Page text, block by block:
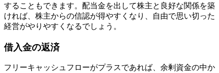
することもできます。配当金を出して株主と良好な関係を築
ければ、株主からの信認が得やすくなり、自由で思い切った
経営がやりやすくなるでしょう。
借入金の返済
フリーキャッシュフローがプラスであれば、余剰資金の中か